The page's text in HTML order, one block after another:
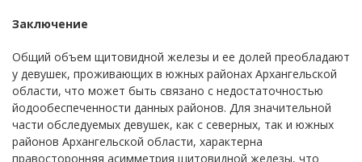
Заключение
Общий объем щитовидной железы и ее долей преобладают
у девушек, проживающих в южных районах Архангельской
области, что может быть связано с недостаточностью
йодообеспеченности данных районов. Для значительной
части обследуемых девушек, как с северных, так и южных
районов Архангельской области, характерна
правосторонняя асимметрия щитовидной железы, что